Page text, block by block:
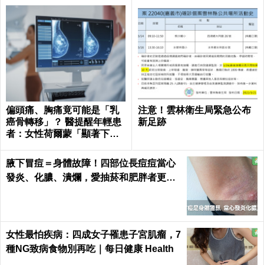
偏頭痛、胸痛竟可能是「乳
癌骨轉移」？ 醫提醒年輕患
者：女性荷爾蒙「顯著下
注意！雲林衛生局緊急公布
新足跡
腋下冒痘＝身體故障！四部位長痘痘當心
發炎、化膿、潰爛，愛抽菸和肥胖者更要
女性最怕疾病：四成女子罹患子宮肌瘤，7
種NG致病食物別再吃｜每日健康 Health